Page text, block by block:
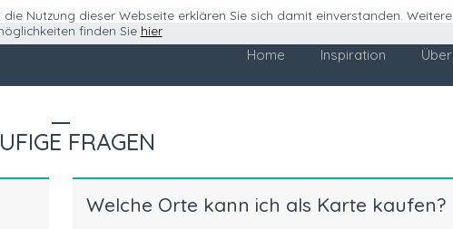
QUALITÄT AUS DEUTSCHLAND
Home Inspiration
FRAGEN
Welche Orte kann ich als Karte kaufen?
Nutzung dieser Webseite erklären Sie sich damit einverstanden.
finden Sie hier